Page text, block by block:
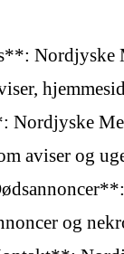
Nordjyske
aviser og
og